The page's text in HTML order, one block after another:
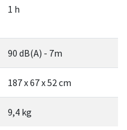
1 h
90 dB(A) - 7m
187 x 67 x 52 cm
9,4 kg